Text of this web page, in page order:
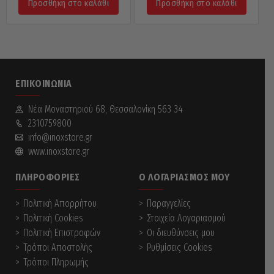
Προσθήκη στο καλάθι Προσθήκη στο καλάθι
ΕΠΙΚΟΙΝΩΝΊΑ
Νέα Mοναστηριού 68, Θεσσαλονίκη 563 34
2310759800
info@inoxstore.gr
www.inoxstore.gr
ΠΛΗΡΟΦΟΡΊΕΣ
Πολιτική Απορρήτου
Πολιτική Cookies
Πολιτική Επιστροφών
Τρόποι Αποστολής
Τρόποι Πληρωμής
Ο ΛΟΓΑΡΙΑΣΜΌΣ ΜΟΥ
Παραγγελίες
Στοιχεία Λογαριασμού
Οι διευθύνσεις μου
Ρυθμίσεις Cookies